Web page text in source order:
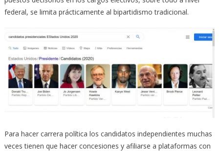
federal, se limita prácticamente al bipartidismo tradicional.
Para hacer carrera política los candidatos independientes muchas
veces tienen que hacer concesiones y afiliarse a plataformas con